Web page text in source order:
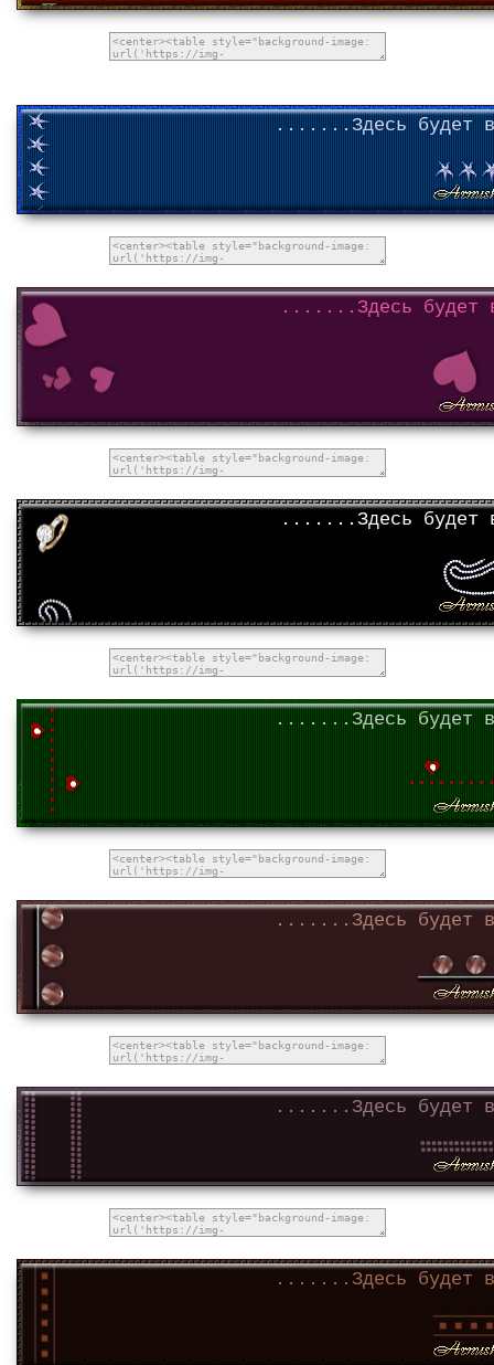
.......Здесь будет
.......Здесь будет
.......Здесь будет
.......Здесь будет
.......Здесь будет
.......Здесь будет
.......Здесь будет